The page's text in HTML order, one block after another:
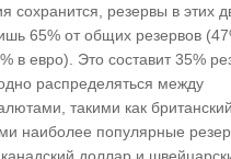
сохранится, резервы в этих
65% от общих резервов
в евро). Это составит 35%
распределяться между
такими как
наиболее популярные